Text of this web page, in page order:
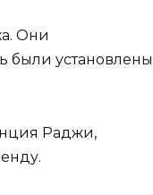
Они
были установлены
Раджи,